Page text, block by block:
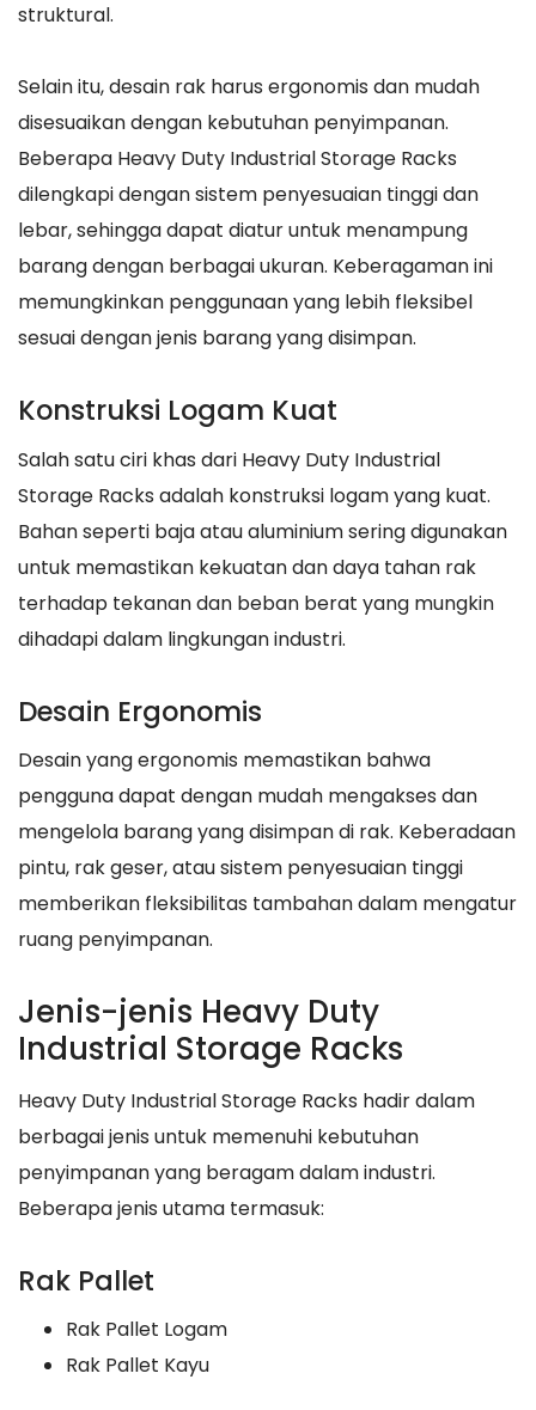
struktural.
Selain itu, desain rak harus ergonomis dan mudah
disesuaikan dengan kebutuhan penyimpanan.
Beberapa Heavy Duty Industrial Storage Racks
dilengkapi dengan sistem penyesuaian tinggi dan
lebar, sehingga dapat diatur untuk menampung
barang dengan berbagai ukuran. Keberagaman ini
memungkinkan penggunaan yang lebih fleksibel
sesuai dengan jenis barang yang disimpan.
Konstruksi Logam Kuat
Salah satu ciri khas dari Heavy Duty Industrial
Storage Racks adalah konstruksi logam yang kuat.
Bahan seperti baja atau aluminium sering digunakan
untuk memastikan kekuatan dan daya tahan rak
terhadap tekanan dan beban berat yang mungkin
dihadapi dalam lingkungan industri.
Desain Ergonomis
Desain yang ergonomis memastikan bahwa
pengguna dapat dengan mudah mengakses dan
mengelola barang yang disimpan di rak. Keberadaan
pintu, rak geser, atau sistem penyesuaian tinggi
memberikan fleksibilitas tambahan dalam mengatur
ruang penyimpanan.
Jenis-jenis Heavy Duty
Industrial Storage Racks
Heavy Duty Industrial Storage Racks hadir dalam
berbagai jenis untuk memenuhi kebutuhan
penyimpanan yang beragam dalam industri.
Beberapa jenis utama termasuk:
Rak Pallet
Rak Pallet Logam
Rak Pallet Kayu